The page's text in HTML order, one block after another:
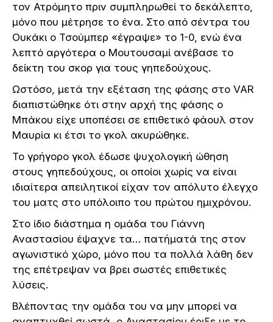
τον Ατρόμητο πριν συμπληρωθεί το δεκάλεπτο,
μόνο που μέτρησε το ένα. Στο από σέντρα του
Ουκάκι ο Τσούμπερ «έγραψε» το 1-0, ενώ ένα
λεπτό αργότερα ο Μουτουσαμί ανέβασε το
δείκτη του σκορ για τους γηπεδούχους.
Ωστόσο, μετά την εξέταση της φάσης στο VAR
διαπιστώθηκε ότι στην αρχή της φάσης ο
Μπάκου είχε υποπέσει σε επιθετικό φάουλ στον
Μαυρία κι έτσι το γκολ ακυρώθηκε.
Το γρήγορο γκολ έδωσε ψυχολογική ώθηση
στους γηπεδούχους, οι οποίοι χωρίς να είναι
ιδιαίτερα απειλητικοί είχαν τον απόλυτο έλεγχο
του ματς στο υπόλοιπο του πρώτου ημιχρόνου.
Στο ίδιο διάστημα η ομάδα του Γιάννη
Αναστασίου έψαχνε τα… πατήματά της στον
αγωνιστικό χώρο, μόνο που τα πολλά λάθη δεν
της επέτρεψαν να βρει σωστές επιθετικές
λύσεις.
Βλέποντας την ομάδα του να μην μπορεί να